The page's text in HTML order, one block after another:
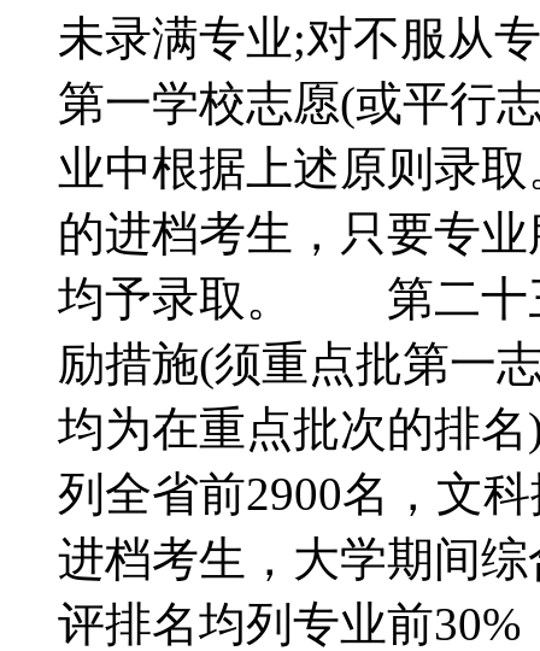
未录满专业;对不服从
第一学校志愿(或平行
业中根据上述原则录
的进档考生，只要专
均予录取。 第二十
励措施(须重点批第一
均为在重点批次的排
列全省前2900名，文
进档考生，大学期间
评排名均列专业前